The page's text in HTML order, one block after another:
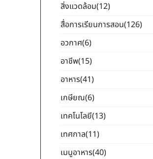
สิ่งแวดล้อม(12)
สื่อการเรียนการสอน(126)
อวกาศ(6)
อาชีพ(15)
อาหาร(41)
เกษียณ(6)
เทคโนโลยี(13)
เทศกาล(11)
เมนูอาหาร(40)